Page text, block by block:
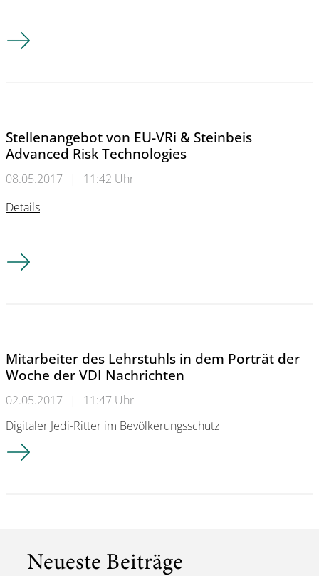
Veranstaltungshinweis RUB Bochum
Stellenangebot von EU-VRi & Steinbeis
Advanced Risk Technologies
08.05.2017 |
11:42 Uhr
Details
Stellenangebot von EU-VRi & Steinbeis Advanced Risk
Mitarbeiter des Lehrstuhls in dem Porträt der
Woche der VDI Nachrichten
02.05.2017 |
11:47 Uhr
Digitaler Jedi-Ritter im Bevölkerungsschutz
Mitarbeiter des Lehrstuhls in dem Porträt der Woche der
Neueste Beiträge